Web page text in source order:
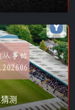
测